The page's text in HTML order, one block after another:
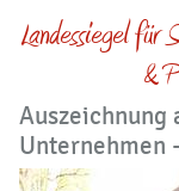
Landessiegel
&
Unternehmen